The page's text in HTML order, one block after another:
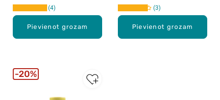
Pievienot grozam
4
Pievienot grozam
3
20%